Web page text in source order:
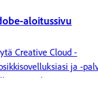
aloitussivu
Creative Cloud -
ja -
tiedostoja ja tee